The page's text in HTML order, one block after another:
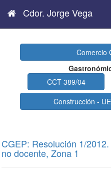
Cdor. Jorge Vega
Comercio
CCT 389/04
Construcción -
CGEP: Resolución 1/
no docente, Zona 1